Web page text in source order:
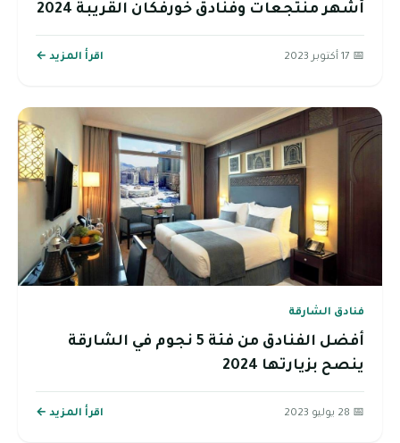
أشهر منتجعات وفنادق خورفكان القريبة 2024
📅 17 أكتوبر 2023 اقرأ المزيد ←
فنادق الشارقة
أفضل الفنادق من فئة 5 نجوم في الشارقة
ينصح بزيارتها 2024
📅 28 يوليو 2023 اقرأ المزيد ←